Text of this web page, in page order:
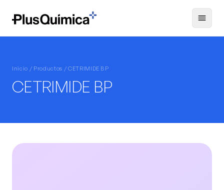
Inicio / Productos / CETRIMIDE BP
CETRIMIDE BP